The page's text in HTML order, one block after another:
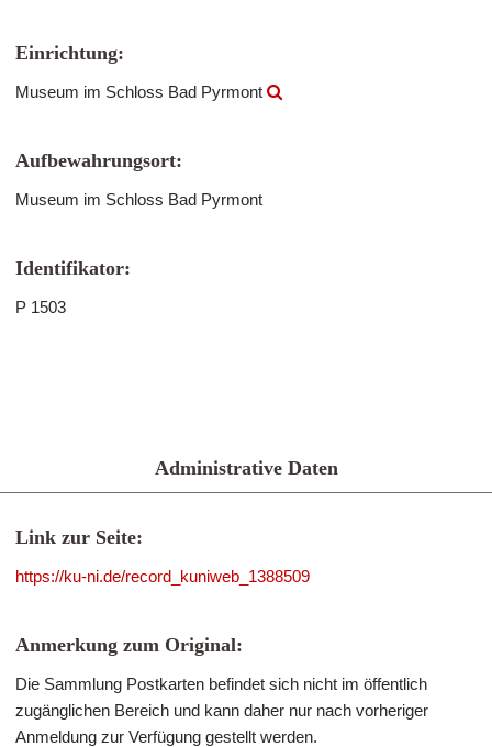
Einrichtung:
Museum im Schloss Bad Pyrmont
Aufbewahrungsort:
Museum im Schloss Bad Pyrmont
Identifikator:
P 1503
Administrative Daten
Link zur Seite:
https://ku-ni.de/record_kuniweb_1388509
Anmerkung zum Original:
Die Sammlung Postkarten befindet sich nicht im öffentlich
zugänglichen Bereich und kann daher nur nach vorheriger
Anmeldung zur Verfügung gestellt werden.